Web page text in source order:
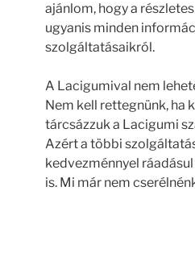
ajánlom, hogy a
ugyanis minden
szolgáltatásaikról.
A Lacigumival nem
Nem kell rettegnünk, ha
tárcsázzuk a Lacigumi
Azért a többi
kedvezménnyel
is. Mi már nem